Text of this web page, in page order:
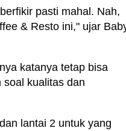
pasti mahal. Nah,
& Resto ini," ujar
katanya tetap bisa
soal kualitas dan
lantai 2 untuk yang